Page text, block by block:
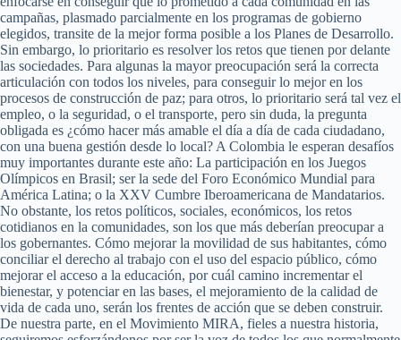
campañas, plasmado parcialmente en los programas de gobierno
elegidos, transite de la mejor forma posible a los Planes de Desarrollo.
Sin embargo, lo prioritario es resolver los retos que tienen por delante
las sociedades. Para algunas la mayor preocupación será la correcta
articulación con todos los niveles, para conseguir lo mejor en los
procesos de construcción de paz; para otros, lo prioritario será tal vez el
empleo, o la seguridad, o el transporte, pero sin duda, la pregunta
obligada es ¿cómo hacer más amable el día a día de cada ciudadano,
con una buena gestión desde lo local? A Colombia le esperan desafíos
muy importantes durante este año: La participación en los Juegos
Olímpicos en Brasil; ser la sede del Foro Económico Mundial para
América Latina; o la XXV Cumbre Iberoamericana de Mandatarios.
No obstante, los retos políticos, sociales, económicos, los retos
cotidianos en la comunidades, son los que más deberían preocupar a
los gobernantes. Cómo mejorar la movilidad de sus habitantes, cómo
conciliar el derecho al trabajo con el uso del espacio público, cómo
mejorar el acceso a la educación, por cuál camino incrementar el
bienestar, y potenciar en las bases, el mejoramiento de la calidad de
vida de cada uno, serán los frentes de acción que se deben construir.
De nuestra parte, en el Movimiento MIRA, fieles a nuestra historia,